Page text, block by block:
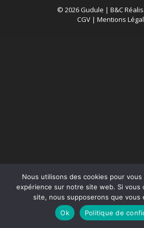
© 2026 Gudule | B&C
CGV | Mentions
Nous utilisons des cookies pour vous
expérience sur notre site web. Si vous
site, nous supposerons que vous
Ok
Politique de